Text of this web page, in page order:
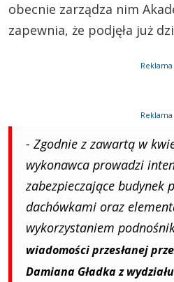
obecnie zarządza nim
zapewnia, że podjęła już
Reklama
Reklama
- Zgodnie z zawartą w
wykonawca prowadzi
zabezpieczające budynek
dachówkami oraz
wykorzystaniem
wiadomości przesłanej
Damiana Gładka z